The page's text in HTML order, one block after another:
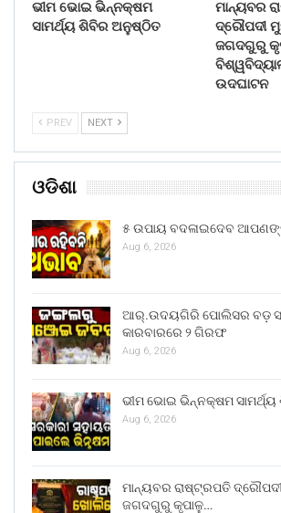
ଭୀମ ଭୋଇ ଭିନ୍ନକ୍ଷମ
ସାମର୍ଥ୍ୟ ଶିବିର ଅନୁଷ୍ଠିତ
ମାନ୍ୟବର
ଦ୍ରୌପଦୀ
ଜଗଦଗୁରୁ
ଉଦଘାଟନ
PREV NEXT
ଓଡିଶା
୫ ଉପାୟ ବଦଳାଇଦେବ
Aug 6, 2026
ଆର୍.ଉଦୟଗିରି ପୋଲିସର ବଡ଼
କାରବାରରେ ୨ ଗିରଫ
Aug 6, 2026
ଭୀମ ଭୋଇ ଭିନ୍ନକ୍ଷମ
Aug 6, 2026
ମାନ୍ୟବର ରାଷ୍ଟ୍ରପତି ଦ୍ରୌପଦୀ
ଜଗଦଗୁରୁ କୃପାଳୁ…